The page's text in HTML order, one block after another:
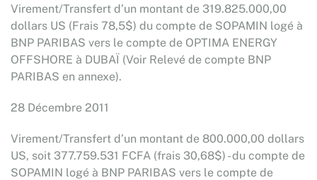
Virement/Transfert d’un montant de 319.825.000,00
dollars US (Frais 78,5$) du compte de SOPAMIN logé à
BNP PARIBAS vers le compte de OPTIMA ENERGY
OFFSHORE à DUBAÏ (Voir Relevé de compte BNP
PARIBAS en annexe).
28 Décembre 2011
Virement/Transfert d’un montant de 800.000,00 dollars
US, soit 377.759.531 FCFA (frais 30,68$) - du compte de
SOPAMIN logé à BNP PARIBAS vers le compte de